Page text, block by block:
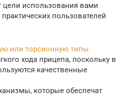
использования вами
пользователей
или торсионную типы
хода прицепа, поскольку в
качественные
которые обеспечат